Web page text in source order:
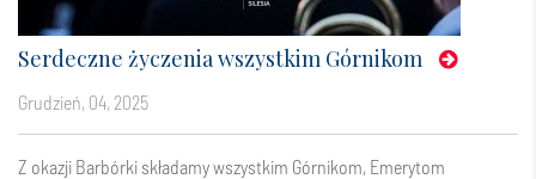
Serdeczne życzenia wszystkim Górnikom
grudzień, 04, 2025
Z okazji Barbórki składamy wszystkim Górnikom, Emerytom